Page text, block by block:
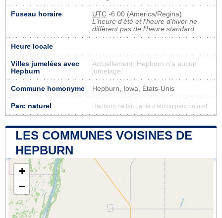
Fuseau horaire UTC -6:00 (America/Regina)
L'heure d'été et l'heure d'hiver ne
diffèrent pas de l'heure standard.
Heure locale
Villes jumelées avec
Hepburn
Actuellement, Hepburn n'a aucun
jumelage
Commune homonyme Hepburn, Iowa, États-Unis
Parc naturel Hepburn ne fait partie d'aucun parc naturel
LES COMMUNES VOISINES DE
HEPBURN
+
−